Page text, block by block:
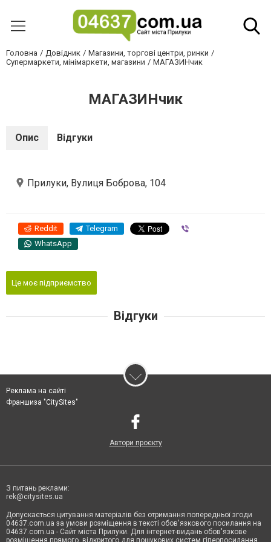
Головна Довідник
Магазини, торгові центри, ринки
Супермаркети, мінімаркети, магазини
МАГАЗИНчик
МАГАЗИНчик
Опис Відгуки
Прилуки, Вулиця Боброва, 104
Reddit Telegram
WhatsApp
Це моє підприємство
Відгуки
Реклама на сайті
Франшиза "CitySites"
Автори проєкту
З питань реклами:
rek@citysites.ua
Допускається цитування матеріалів без отримання попередньої згоди
04637.com.ua за умови розміщення в тексті обов'язкового посилання на
04637.com.ua - Сайт міста Прилуки. Для інтернет-видань обов'язкове
розміщення прямого, відкритого для пошукових систем гіперпосилання